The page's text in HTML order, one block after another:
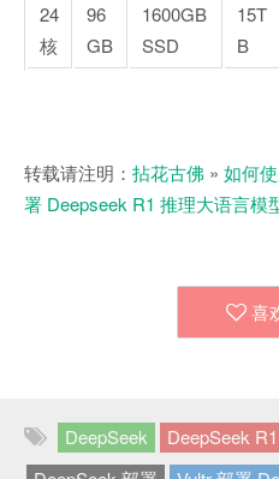
24
核
96
GB
1600GB
SSD
15T
B
转载请注明： 拈花古佛 » 如何
署 Deepseek R1 推理大语言模
喜
DeepSeek DeepSeek R1